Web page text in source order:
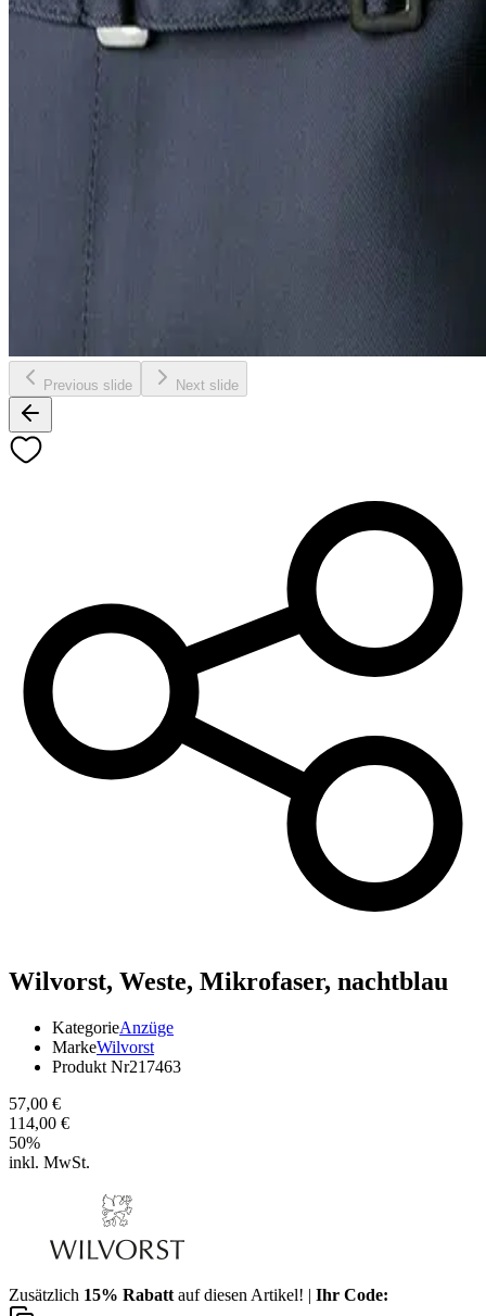
Previous slide Next slide
Wilvorst, Weste, Mikrofaser, nachtblau
KategorieAnzüge
MarkeWilvorst
Produkt Nr217463
57,00 €
114,00 €
50%
inkl. MwSt.
Zusätzlich 15% Rabatt auf diesen Artikel! | Ihr Code: